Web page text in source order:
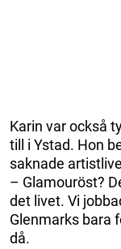
Karin var också
till i Ystad. Hon
saknade
– Glamouröst?
det livet. Vi
Glenmarks bara
då.